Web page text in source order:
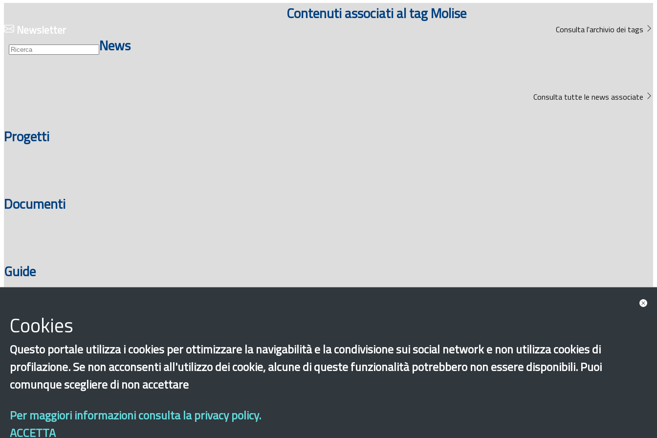
Newsletter
Contenuti associati al tag Molise
Consulta l'archivio dei tags
News
Consulta tutte le news associate
Progetti
Documenti
Guide
Progetti
×
Cookies
Questo portale utilizza i cookies per ottimizzare la navigabilità e la condivisione sui social network e non utilizza cookies di
profilazione. Se non acconsenti all'utilizzo dei cookie, alcune di queste funzionalità potrebbero non essere disponibili. Puoi
comunque scegliere di non accettare
Per maggiori informazioni consulta la privacy policy.
ACCETTA